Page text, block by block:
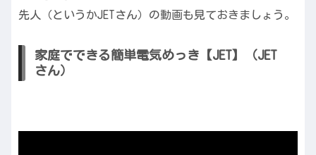
先人（というかJETさん）の動画も見ておきましょう。
家庭でできる簡単電気めっき【JET】（JET
さん）